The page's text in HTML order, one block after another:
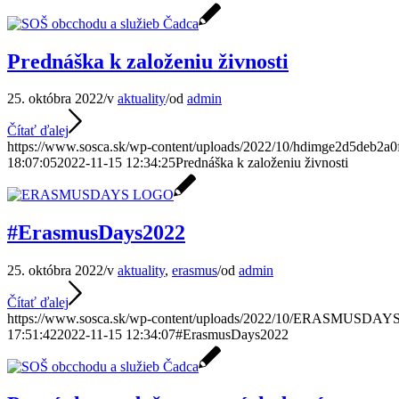
Prednáška k založeniu živnosti
25. októbra 2022/v aktuality/od admin
Čítať ďalej
https://www.sosca.sk/wp-content/uploads/2022/10/
18:07:052022-11-15 12:34:25Prednáška k založeniu živnosti
#ErasmusDays2022
25. októbra 2022/v aktuality, erasmus/od admin
Čítať ďalej
https://www.sosca.sk/wp-content/uploads/2022/10/
17:51:422022-11-15 12:34:07#ErasmusDays2022